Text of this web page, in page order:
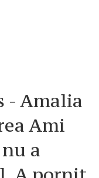
- Amalia
Ami
a